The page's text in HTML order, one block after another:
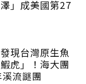
」成美國第27
現台灣原生魚
鰕虎」！海大團
流謎團